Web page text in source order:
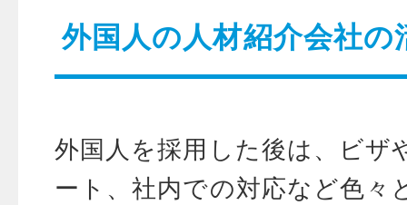
外国人の人材紹介会社の
外国人を採用した後は、ビザ
ート、社内での対応など色々